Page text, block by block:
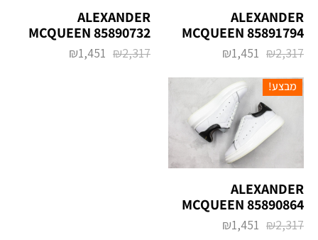
ALEXANDER
MCQUEEN 85891794
₪2,317
₪1,451
ALEXANDER
MCQUEEN 85890732
₪2,317
₪1,451
מבצע!
ALEXANDER
MCQUEEN 85890864
₪2,317
₪1,451